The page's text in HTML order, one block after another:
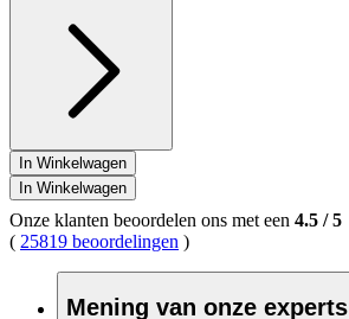
In Winkelwagen
In Winkelwagen
Onze klanten beoordelen ons met een 4.5 /5
( 25819 beoordelingen )
Mening van onze experts